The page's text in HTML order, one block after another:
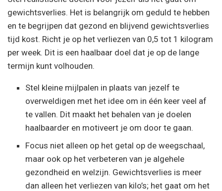
gewichtsverlies. Het is belangrijk om geduld te hebben
en te begrijpen dat gezond en blijvend gewichtsverlies
tijd kost. Richt je op het verliezen van 0,5 tot 1 kilogram
per week. Dit is een haalbaar doel dat je op de lange
termijn kunt volhouden.
Stel kleine mijlpalen in plaats van jezelf te
overweldigen met het idee om in één keer veel af
te vallen. Dit maakt het behalen van je doelen
haalbaarder en motiveert je om door te gaan.
Focus niet alleen op het getal op de weegschaal,
maar ook op het verbeteren van je algehele
gezondheid en welzijn. Gewichtsverlies is meer
dan alleen het verliezen van kilo’s; het gaat om het